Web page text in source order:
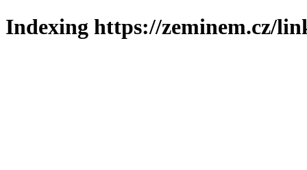
Indexing https://zeminem.cz/